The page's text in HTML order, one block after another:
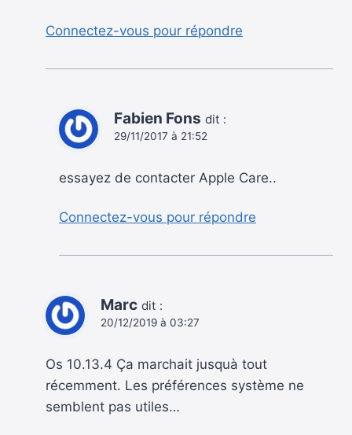
Connectez-vous pour répondre
Fabien Fons dit :
29/11/2017 à 21:52
essayez de contacter Apple Care..
Connectez-vous pour répondre
Marc dit :
20/12/2019 à 03:27
Os 10.13.4 Ça marchait jusquà tout
récemment. Les préférences système ne
semblent pas utiles…